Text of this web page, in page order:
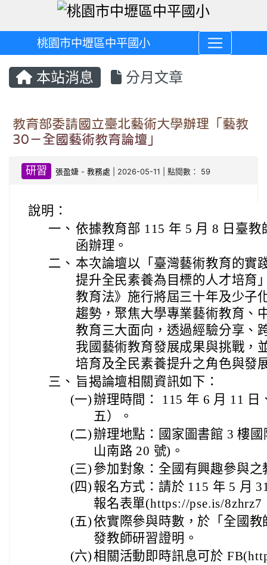
桃園市中壢區中平國小
本站消息 分月文章
教育部委請國立臺北藝術大學辦理「藝教
30－全國藝術教育論壇」
研習 張盈婕 -教務處 | 2026-05-11 | 點閱數： 59
說明：
一、 依據教育部 115 年 5 月 8 日臺
函辦理。
二、 本次論壇以「臺灣藝術教育的實
提升全民素養為目標的人才培育
教育法》施行將屆三十年及少子
趨勢，聚焦大學專業藝術教育、
教育三大面向，透過經驗分享、
我國藝術教育發展成果與挑戰，
培育及全民素養提升之角色與發
三、 旨揭論壇相關資訊如下：
(一)辦理時間： 115 年 6 月 11 日
五）。
(二)辦理地點：國家圖書館 3 樓
山南路 20 號)。
(三) 參加對象：全國有興趣參與之
(四) 報名方式：請於 115 年 5 月
報名表單(https://pse.is/8zhrz7
(五)依實際參與時數，於「全國
發教師研習證明。
(六)相關活動即時訊息可於